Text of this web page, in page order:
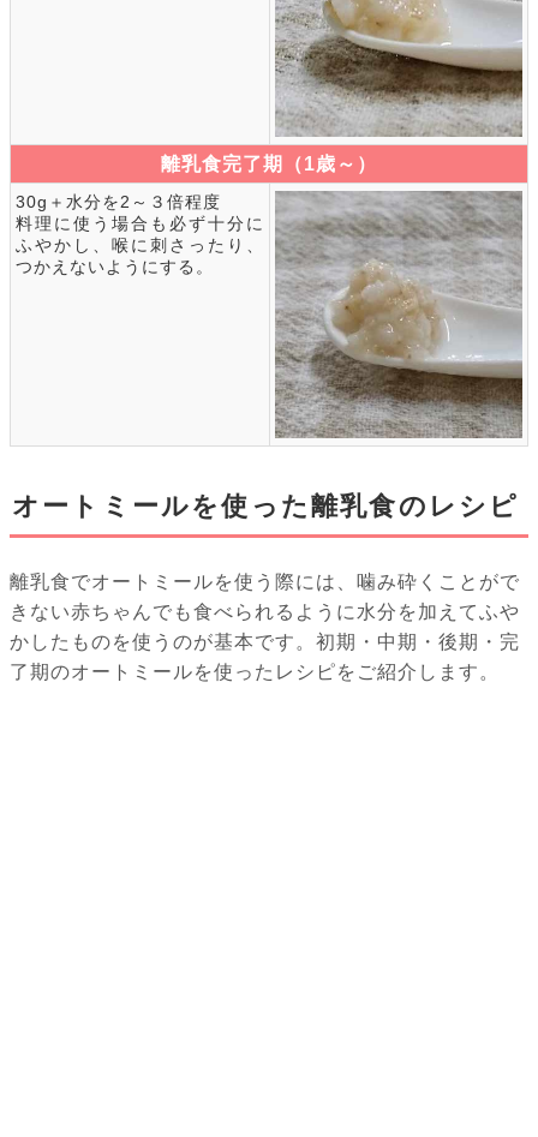
離乳食完了期（1歳～）
30g＋水分を2～３倍程度
料理に使う場合も必ず十分に
ふやかし、喉に刺さったり、
つかえないようにする。
オートミールを使った離乳食のレシピ
離乳食でオートミールを使う際には、噛み砕くことがで
きない赤ちゃんでも食べられるように水分を加えてふや
かしたものを使うのが基本です。初期・中期・後期・完
了期のオートミールを使ったレシピをご紹介します。